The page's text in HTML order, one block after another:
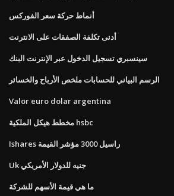
أنماط حركة سعر الفوركس
أدنى تكلفة الصفقات على الانترنت
سينسبري تسجيل الدخول عبر الإنترنت البنك
الرسم البياني للحسابات ملخص الأرباح والخسائر
Valor euro dolar argentina
مخطط هيكل الملكية hsbc
Ishares راسيل 3000 مؤشر القيمة
Uk جنيه للدولار الأمريكي
ما هي قيمة الأسهم للشركة